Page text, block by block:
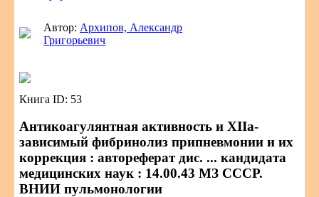
Автор: Архипов, Александр
Григорьевич
Книга ID: 53
Антикоагулянтная активность и XIIa-
зависимый фибринолиз припневмонии и их
коррекция : автореферат дис. ... кандидата
медицинских наук : 14.00.43 МЗ СССР.
ВНИИ пульмонологии